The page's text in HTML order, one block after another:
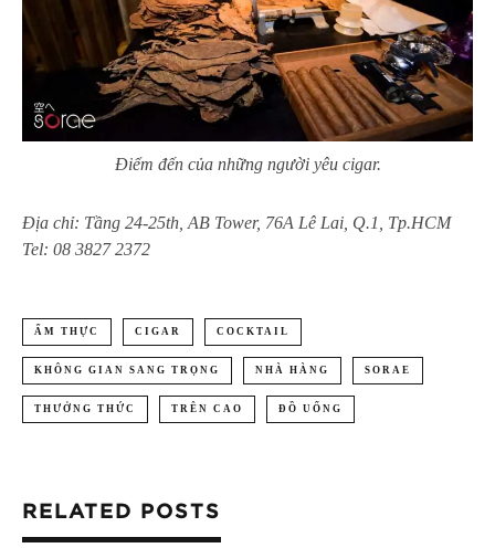
Điểm đến của những người yêu cigar.
Địa chỉ: Tầng 24-25th, AB Tower, 76A Lê Lai, Q.1, Tp.HCM
Tel: 08 3827 2372
ẨM THỰC CIGAR COCKTAIL
KHÔNG GIAN SANG TRỌNG NHÀ HÀNG SORAE
THƯỞNG THỨC TRÊN CAO ĐỒ UỐNG
RELATED POSTS